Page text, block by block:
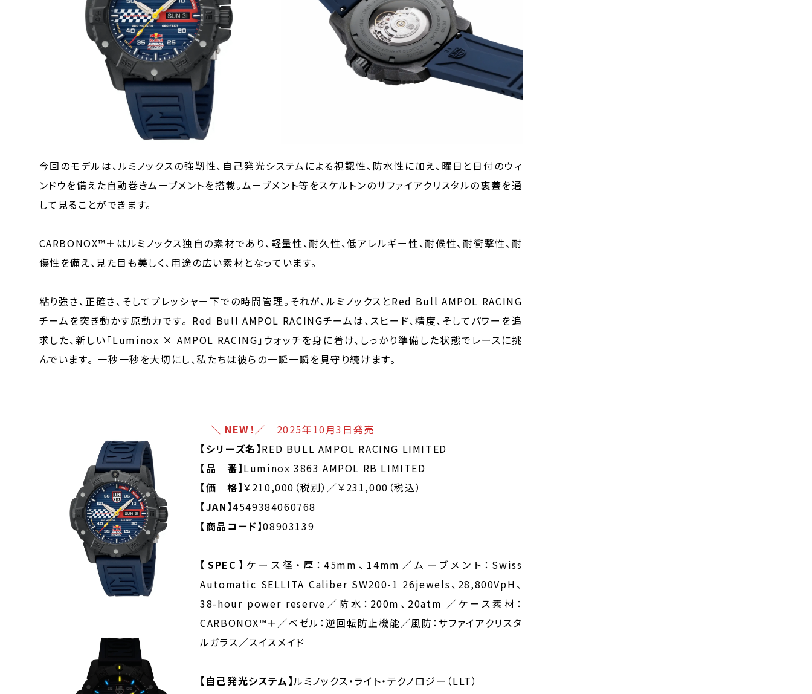
今回のモデルは、ルミノックスの強靭性、自己発光システムによる視認性、防水性に加え、曜日と日付のウィ
ンドウを備えた自動巻きムーブメントを搭載。ムーブメント等をスケルトンのサファイアクリスタルの裏蓋を通
して見ることができます。
CARBONOX™＋はルミノックス独自の素材であり、軽量性、耐久性、低アレルギー性、耐候性、耐衝撃性、耐
傷性を備え、見た目も美しく、用途の広い素材となっています。
粘り強さ、正確さ、そしてプレッシャー下での時間管理。それが、ルミノックスとRed Bull AMPOL RACING
チームを突き動かす原動力です。⁠ Red Bull AMPOL RACINGチームは、スピード、精度、そしてパワーを追
求した、新しい「Luminox × AMPOL RACING」ウォッチを身に着け、しっかり準備した状態でレースに挑
んでいます。⁠ 一秒一秒を大切にし、私たちは彼らの一瞬一瞬を見守り続けます。
＼ NEW！／
2025年10月3日発売
【シリーズ名】RED BULL AMPOL RACING LIMITED
【品 番】Luminox 3863 AMPOL RB LIMITED
【価 格】￥210,000（税別）／￥231,000（税込）
【JAN】4549384060768
【商品コード】08903139
【SPEC】 ケース径・厚：45mm、14mm／ムーブメント：Swiss
Automatic SELLITA Caliber SW200-1 26jewels、28,800VpH、
38-hour power reserve／防水：200m、20atm ／ケース素材：
CARBONOX™＋／ベゼル：逆回転防止機能／風防：サファイアクリスタ
ルガラス／スイスメイド
【自己発光システム】ルミノックス・ライト・テクノロジー（LLT）